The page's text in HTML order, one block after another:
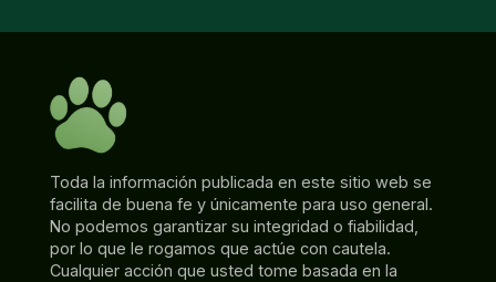
Toda la información publicada en este sitio web se
facilita de buena fe y únicamente para uso general.
No podemos garantizar su integridad o fiabilidad,
por lo que le rogamos que actúe con cautela.
Cualquier acción que usted tome basada en la